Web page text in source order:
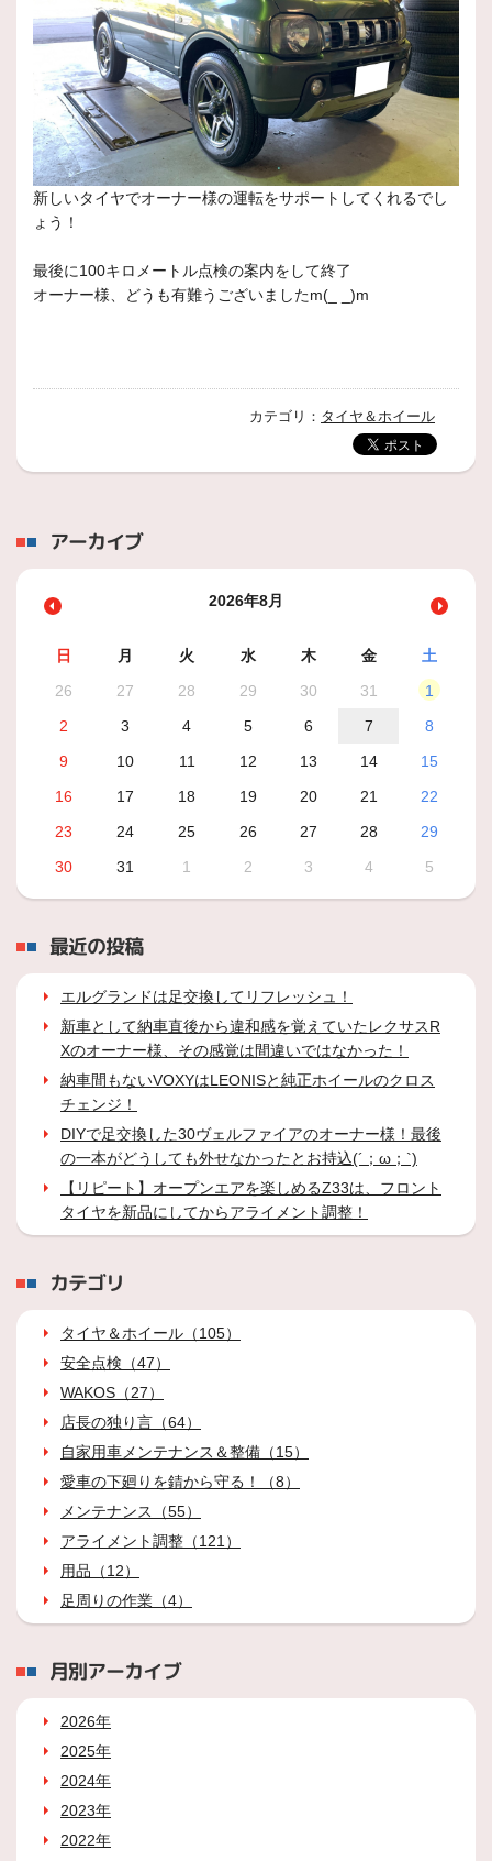
新しいタイヤでオーナー様の運転をサポートしてくれるでし
ょう！
最後に100キロメートル点検の案内をして終了
オーナー様、どうも有難うございましたm(_ _)m
カテゴリ： タイヤ＆ホイール
アーカイブ
2026年8月
日 月 火 水 木 金
土
26
27 28 29 30 31
1
2
3 4 5 6 7
8
9
10 11 12 13 14
15
16
17 18 19 20 21
22
23
24 25 26 27 28
29
30
31 1 2 3 4 5
最近の投稿
エルグランドは足交換してリフレッシュ！
新車として納車直後から違和感を覚えていたレクサスR
Xのオーナー様、その感覚は間違いではなかった！
納車間もないVOXYはLEONISと純正ホイールのクロス
チェンジ！
DIYで足交換した30ヴェルファイアのオーナー様！最後
の一本がどうしても外せなかったとお持込(´；ω；`)
【リピート】オープンエアを楽しめるZ33は、フロント
タイヤを新品にしてからアライメント調整！
カテゴリ
タイヤ＆ホイール（105）
安全点検（47）
WAKOS（27）
店長の独り言（64）
自家用車メンテナンス＆整備（15）
愛車の下廻りを錆から守る！（8）
メンテナンス（55）
アライメント調整（121）
用品（12）
足周りの作業（4）
月別アーカイブ
2026年
2025年
2024年
2023年
2022年